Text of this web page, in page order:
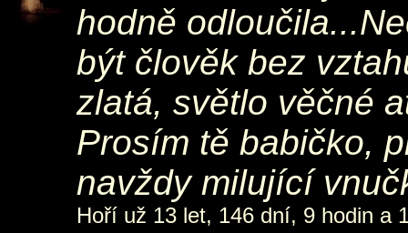
hodně
být člověk bez
zlatá, světlo věčné
Prosím tě babičko,
navždy milující
Hoří už 13 let, 146 dní, 9 hodin a